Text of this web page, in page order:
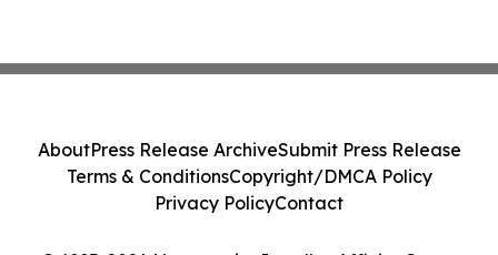
AboutPress Release ArchiveSubmit Press Release
Terms & ConditionsCopyright/DMCA Policy
Privacy PolicyContact